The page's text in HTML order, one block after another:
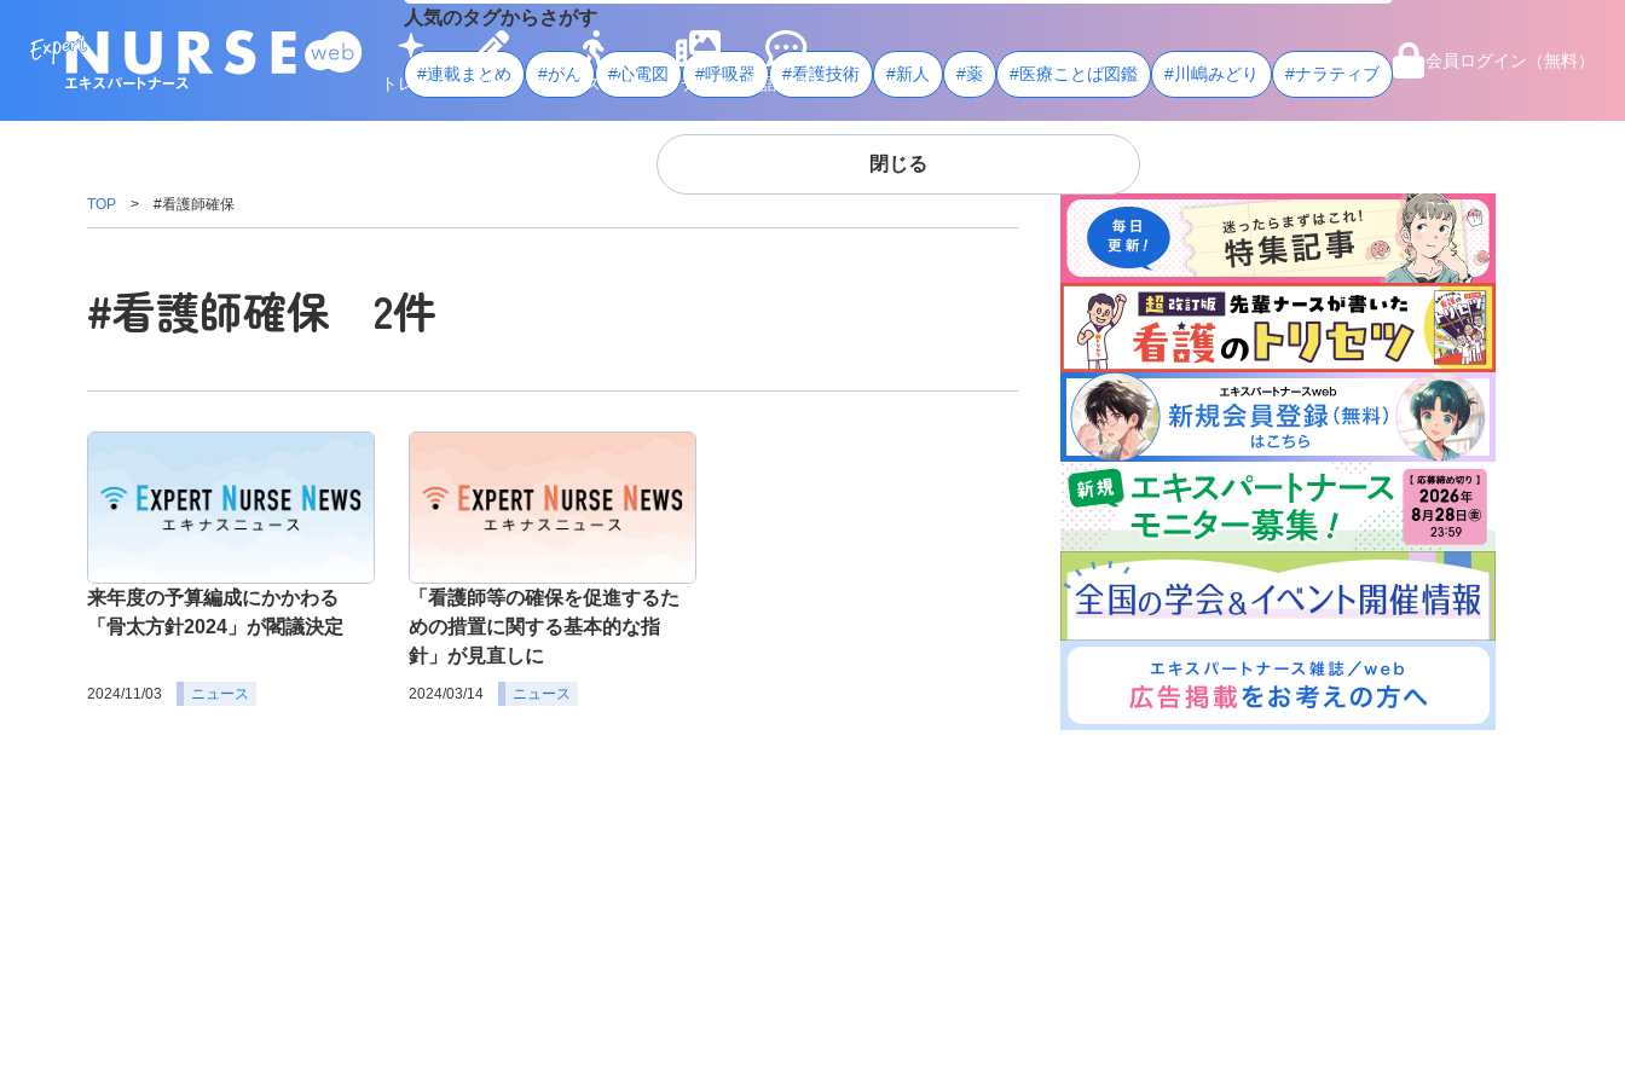
人気のタグからさがす
#連載まとめ #がん #心電図 #呼吸器 #看護技術 #新人 #薬 #医療ことば図鑑 #川嶋みどり #ナラティブ
閉じる
会員ログイン（無料）
トレンド
学ぶ ライフスタイル メディア 用語・資料
TOP #看護師確保
#看護師確保 2件
来年度の予算編成にかかわる
「骨太方針2024」が閣議決定
2024/11/03 ニュース
「看護師等の確保を促進するた
めの措置に関する基本的な指
針」が見直しに
2024/03/14 ニュース